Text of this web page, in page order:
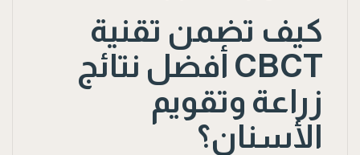
كيف تضمن تقنية
CBCT أفضل نتائج
زراعة وتقويم
الأسنان؟